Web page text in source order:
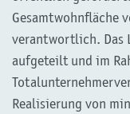
Gesamtwohnfläche
verantwortlich. Das
aufgeteilt und im
Realisierung von